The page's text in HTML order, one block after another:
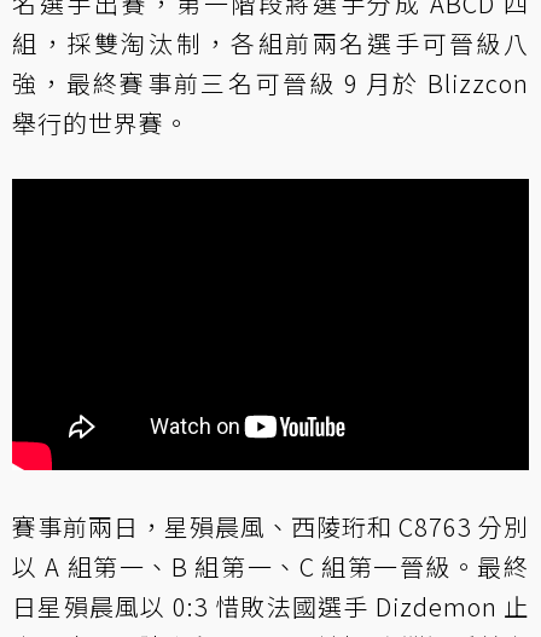
組，採雙淘汰制，各組前兩名選手可晉級八
強，最終賽事前三名可晉級 9 月於 Blizzcon
舉行的世界賽。
賽事前兩日，星殞晨風、西陵珩和 C8763 分別
以 A 組第一、B 組第一、C 組第一晉級。最終
日星殞晨風以 0:3 惜敗法國選手 Dizdemon 止